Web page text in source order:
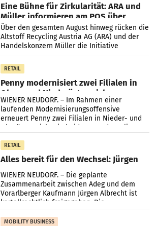
Eine Bühne für Zirkularität: ARA und
Müller informieren am POS über
Kreislauffähigkeit
Über den gesamten August hinweg rücken die
Altstoff Recycling Austria AG (ARA) und der
Handelskonzern Müller die Initiative
„Kreislauf-Helden“ in allen österreichischen
Müller-Filialen
RETAIL
Penny modernisiert zwei Filialen in
Ober- und Niederösterreich
WIENER NEUDORF. – Im Rahmen einer
laufenden Modernisierungsoffensive
erneuert Penny zwei Filialen in Nieder- und
Oberösterreich. Die beiden Standorte liegen
RETAIL
Alles bereit für den Wechsel: Jürgen
Albrecht setzt ab 1.1.2027 auf Adeg
WIENER NEUDORF. – Die geplante
Zusammenarbeit zwischen Adeg und dem
Vorarlberger Kaufmann Jürgen Albrecht ist
kartellrechtlich freigegeben: Die
Bundeswettbewerbsbehörde und der
Bundeskartellanwalt
MOBILITY BUSINESS